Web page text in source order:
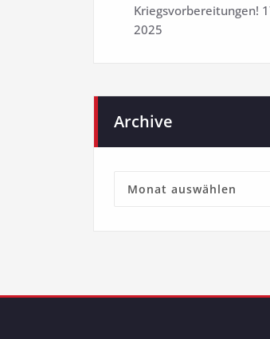
Kriegsvorbereitungen!
2025
Archive